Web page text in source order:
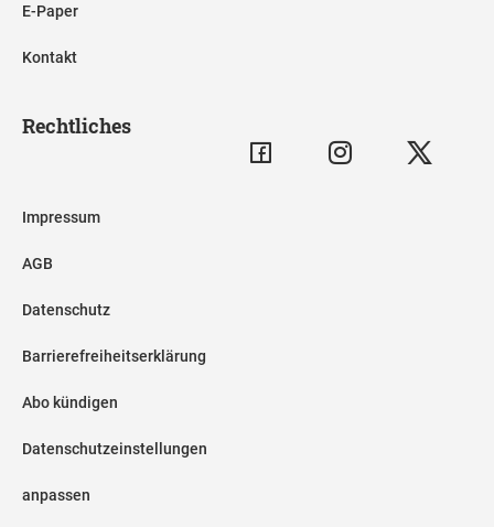
E-Paper
Kontakt
Rechtliches
Impressum
AGB
Datenschutz
Barrierefreiheitserklärung
Abo kündigen
Datenschutzeinstellungen
anpassen